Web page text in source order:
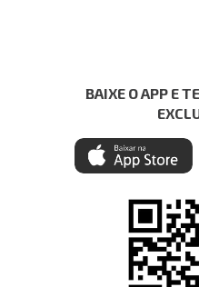
BAIXE O APP E